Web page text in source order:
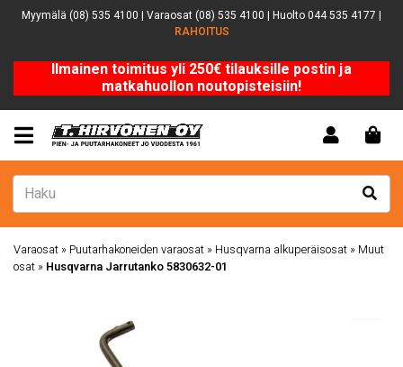
Myymälä (08) 535 4100 | Varaosat (08) 535 4100 | Huolto 044 535 4177 |
RAHOITUS
Ilmainen toimitus yli 250€ tilauksille postin ja
matkahuollon noutopisteisiin!
Varaosat » Puutarhakoneiden varaosat » Husqvarna alkuperäisosat » Muut
osat » Husqvarna Jarrutanko 5830632-01